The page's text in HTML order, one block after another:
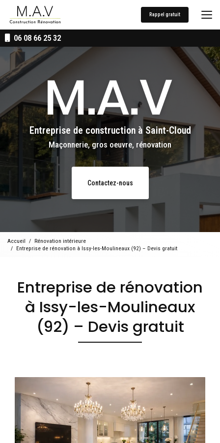
contenu
principal
06 08 66 25 32
Rappel gratuit
Entreprise de construction à Saint-Cloud
Maçonnerie, gros oeuvre, rénovation
Contactez-nous
Accueil
Rénovation intérieure
Entreprise de rénovation à Issy-les-Moulineaux (92) – Devis gratuit
Entreprise de rénovation
à Issy-les-Moulineaux
(92) – Devis gratuit